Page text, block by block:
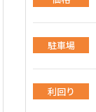
駐車場
利回り